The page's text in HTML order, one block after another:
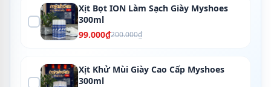
Xịt Bọt ION Làm Sạch Giày Myshoes
300ml
99.000₫200.000₫
Xịt Khử Mùi Giày Cao Cấp Myshoes
300ml